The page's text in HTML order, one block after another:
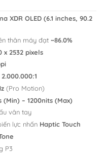
XDR OLED (6.1 inches, 90.2
thân máy đạt~86.0%
x 2532 pixels
2.000.000:1
(Pro Motion)
(Min) – 1200nits (Max)
vân tay
lực nhấn Haptic Touch
P3